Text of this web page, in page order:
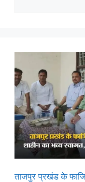
ताजपुर प्रखंड के